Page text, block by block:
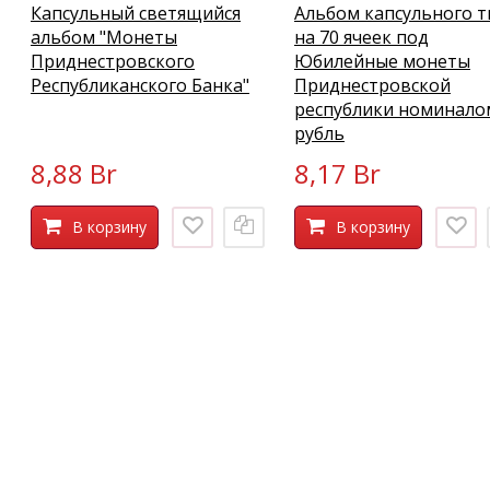
Капсульный светящийся
альбом "Монеты
Приднестровcкого
Республиканского Банка"
8,88 Br
В корзину
Альбом капсульного
на 70 ячеек под
Юбилейные монеты
Приднестровской
республики
рубль
8,17 Br
В корзину